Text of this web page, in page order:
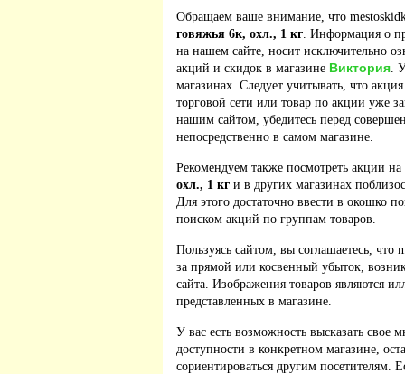
Обращаем ваше внимание, что
говяжья 6к, охл., 1 кг. Информация о
на нашем сайте, носит исключительно
акций и скидок в магазине Виктория.
магазинах. Следует учитывать, что
торговой сети или товар по акции уже
нашим сайтом, убедитесь перед
непосредственно в самом магазине.
Рекомендуем также посмотреть акции
охл., 1 кг и в других магазинах
Для этого достаточно ввести в окошко
поиском акций по группам товаров.
Пользуясь сайтом, вы соглашаетесь, что
за прямой или косвенный убыток,
сайта. Изображения товаров являются
представленных в магазине.
У вас есть возможность высказать свое
доступности в конкретном магазине,
сориентироваться другим